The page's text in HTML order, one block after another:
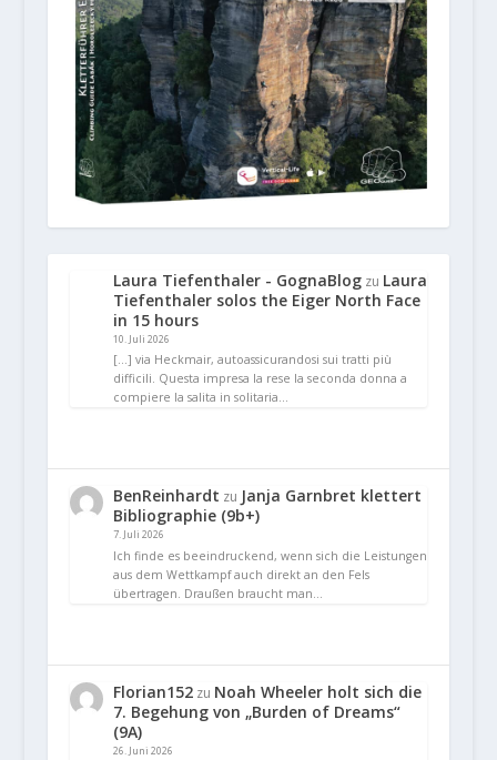
Laura Tiefenthaler - GognaBlogzu Laura
Tiefenthaler solos the Eiger North Face
in 15 hours
10. Juli 2026
[…] via Heckmair, autoassicurandosi sui tratti più
difficili. Questa impresa la rese la seconda donna a
compiere la salita in solitaria…
BenReinhardt zu Janja Garnbret klettert
Bibliographie (9b+)
7. Juli 2026
Ich finde es beeindruckend, wenn sich die Leistungen
aus dem Wettkampf auch direkt an den Fels
übertragen. Draußen braucht man…
Florian152zu Noah Wheeler holt sich die
7. Begehung von „Burden of Dreams“
(9A)
26. Juni 2026